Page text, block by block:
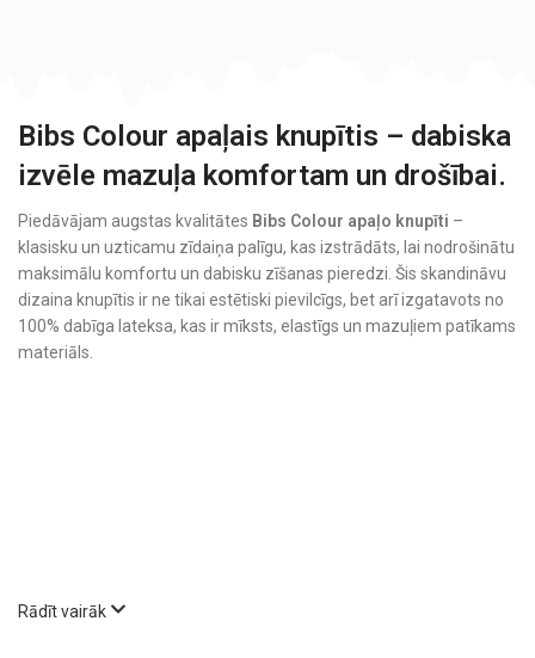
Bibs Colour apaļais knupītis – dabiska
izvēle mazuļa komfortam un drošībai.
Piedāvājam augstas kvalitātes Bibs Colour apaļo knupīti –
klasisku un uzticamu zīdaiņa palīgu, kas izstrādāts, lai nodrošinātu
maksimālu komfortu un dabisku zīšanas pieredzi. Šis skandināvu
dizaina knupītis ir ne tikai estētiski pievilcīgs, bet arī izgatavots no
100% dabīga lateksa, kas ir mīksts, elastīgs un mazuļiem patīkams
materiāls.
Rādīt vairāk